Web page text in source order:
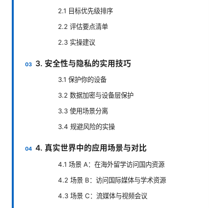
2.1 目标优先级排序
2.2 评估要点清单
2.3 实操建议
3. 安全性与隐私的实用技巧
3.1 保护你的设备
3.2 数据加密与设备层保护
3.3 使用场景分离
3.4 规避风险的实操
4. 真实世界中的应用场景与对比
4.1 场景 A：在海外留学访问国内资源
4.2 场景 B：访问国际媒体与学术资源
4.3 场景 C：流媒体与视频会议